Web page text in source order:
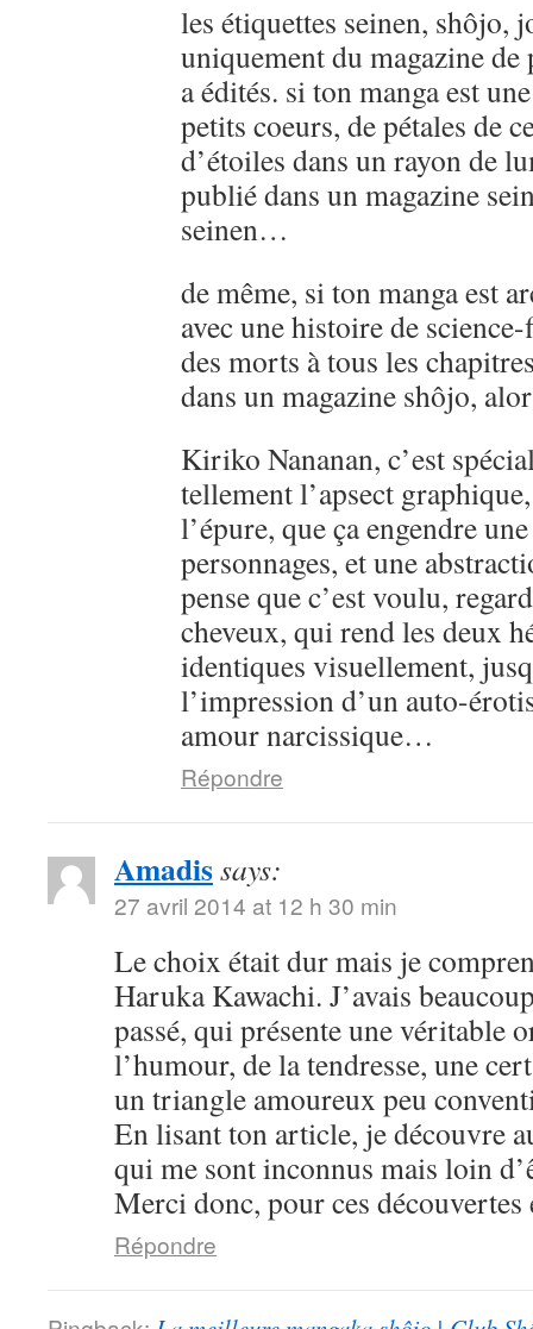
les étiquettes seinen, shôjo,
uniquement du magazine
a édités. si ton manga est
petits coeurs, de pétales de
d’étoiles dans un rayon de
publié dans un magazine
seinen…
de même, si ton manga est
avec une histoire de
des morts à tous les
dans un magazine shôjo,
Kiriko Nananan, c’est
tellement l’apsect
l’épure, que ça engendre
personnages, et une
pense que c’est voulu,
cheveux, qui rend les deux
identiques visuellement,
l’impression d’un auto-
amour narcissique…
Répondre
Amadissays:
27 avril 2014 at 12 h 30 min
Le choix était dur mais je
Haruka Kawachi. J’avais
passé, qui présente une véritable
l’humour, de la tendresse, une
un triangle amoureux peu
En lisant ton article, je découvre
qui me sont inconnus mais loin
Merci donc, pour ces
Répondre